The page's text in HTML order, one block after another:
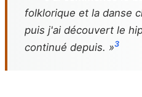
folklorique et la danse
puis j'ai découvert le
continué depuis. »3